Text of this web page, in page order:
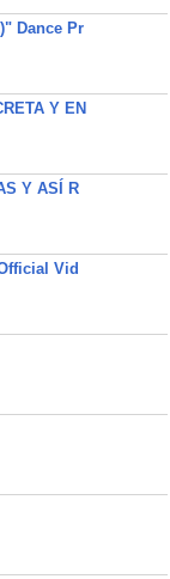
Dance Pr
Y EN
Y ASÍ R
Vid